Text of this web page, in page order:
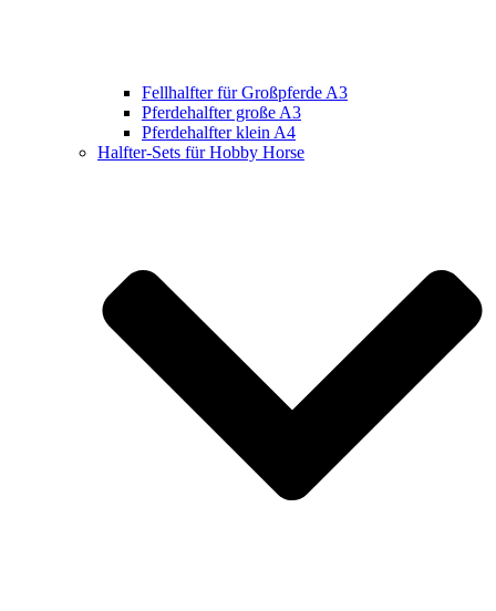
Fellhalfter für Großpferde A3
Pferdehalfter große A3
Pferdehalfter klein A4
Halfter-Sets für Hobby Horse